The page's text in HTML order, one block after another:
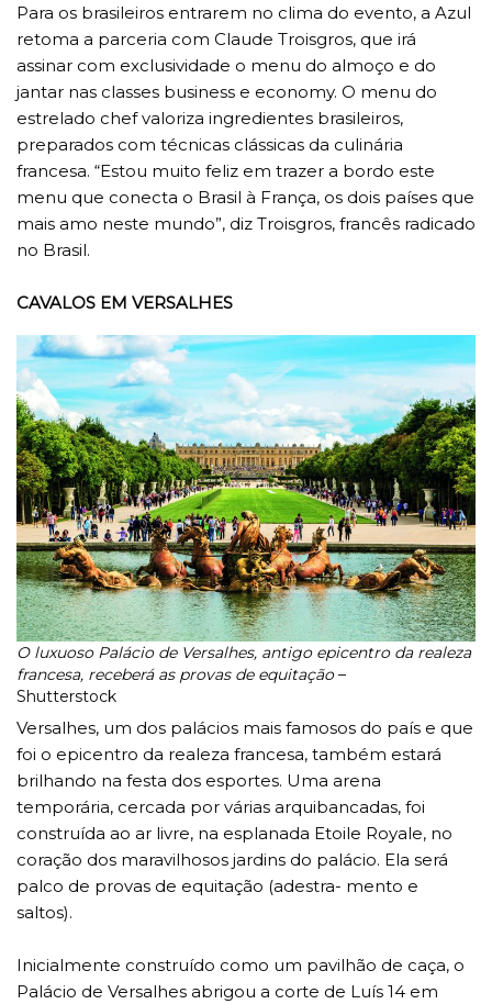
Para os brasileiros entrarem no clima do evento, a Azul
retoma a parceria com Claude Troisgros, que irá
assinar com exclusividade o menu do almoço e do
jantar nas classes business e economy. O menu do
estrelado chef valoriza ingredientes brasileiros,
preparados com técnicas clássicas da culinária
francesa. “Estou muito feliz em trazer a bordo este
menu que conecta o Brasil à França, os dois países que
mais amo neste mundo”, diz Troisgros, francês radicado
no Brasil.
CAVALOS EM VERSALHES
O luxuoso Palácio de Versalhes, antigo epicentro da realeza
francesa, receberá as provas de equitação–
Shutterstock
Versalhes, um dos palácios mais famosos do país e que
foi o epicentro da realeza francesa, também estará
brilhando na festa dos esportes. Uma arena
temporária, cercada por várias arquibancadas, foi
construída ao ar livre, na esplanada Etoile Royale, no
coração dos maravilhosos jardins do palácio. Ela será
palco de provas de equitação (adestra- mento e
saltos).
Inicialmente construído como um pavilhão de caça, o
Palácio de Versalhes abrigou a corte de Luís 14 em